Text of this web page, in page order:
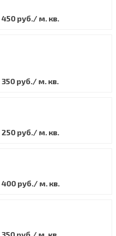
450 руб./ м. кв.
350 руб./ м. кв.
250 руб./ м. кв.
400 руб./ м. кв.